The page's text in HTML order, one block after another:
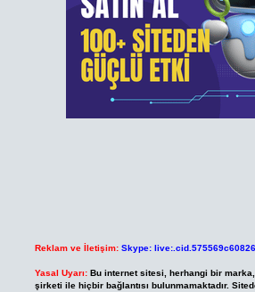
Reklam ve İletişim: Skype:
Yasal Uyarı: Bu internet sitesi, herhangi bir
şirketi ile hiçbir bağlantısı bulunmamaktadır.